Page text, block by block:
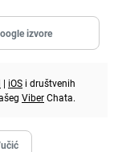
izvore
| iOS i društvenih
ViberChata.